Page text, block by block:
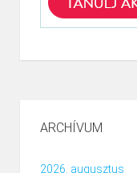
ARCHÍVUM
2026. augusztus